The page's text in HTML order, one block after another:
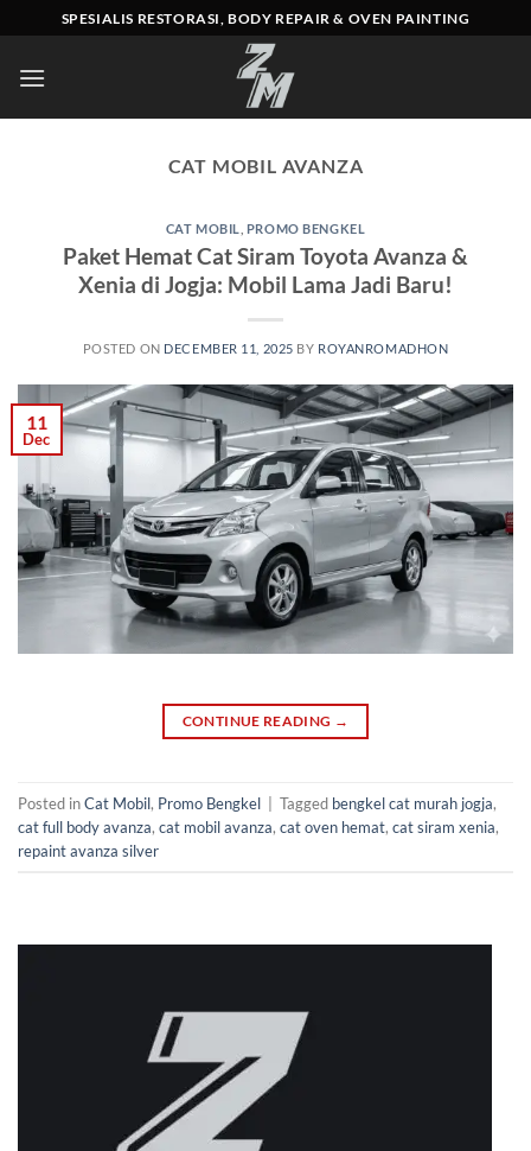
to
content
SPESIALIS RESTORASI, BODY REPAIR & OVEN PAINTING
CAT MOBIL AVANZA
CAT MOBIL PROMO BENGKEL
Paket Hemat Cat Siram Toyota Avanza &
Xenia di Jogja: Mobil Lama Jadi Baru!
POSTED ON DECEMBER 11, 2025 BY ROYANROMADHON
11
Dec
CONTINUE READING →
Posted inCat Mobil, Promo Bengkel Tagged bengkel cat murah jogja,
cat full body avanza, cat mobil avanza, cat oven hemat, cat siram xenia,
repaint avanza silver